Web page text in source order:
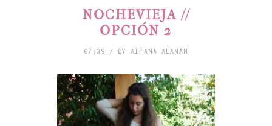
NOCHEVIEJA //
OPCIÓN 2
07:39 / BY AITANA ALAMÁN